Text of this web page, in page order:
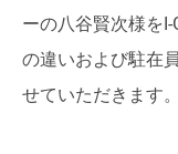
ーの八谷賢次様を
の違いおよび駐在
せていただきます。